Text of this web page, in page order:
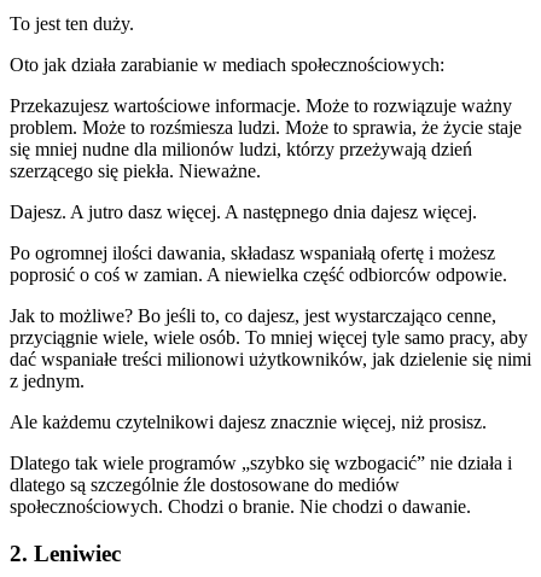
To jest ten duży.
Oto jak działa zarabianie w mediach społecznościowych:
Przekazujesz wartościowe informacje. Może to rozwiązuje ważny
problem. Może to rozśmiesza ludzi. Może to sprawia, że życie staje
się mniej nudne dla milionów ludzi, którzy przeżywają dzień
szerzącego się piekła. Nieważne.
Dajesz. A jutro dasz więcej. A następnego dnia dajesz więcej.
Po ogromnej ilości dawania, składasz wspaniałą ofertę i możesz
poprosić o coś w zamian. A niewielka część odbiorców odpowie.
Jak to możliwe? Bo jeśli to, co dajesz, jest wystarczająco cenne,
przyciągnie wiele, wiele osób. To mniej więcej tyle samo pracy, aby
dać wspaniałe treści milionowi użytkowników, jak dzielenie się nimi
z jednym.
Ale każdemu czytelnikowi dajesz znacznie więcej, niż prosisz.
Dlatego tak wiele programów „szybko się wzbogacić” nie działa i
dlatego są szczególnie źle dostosowane do mediów
społecznościowych. Chodzi o branie. Nie chodzi o dawanie.
2. Leniwiec